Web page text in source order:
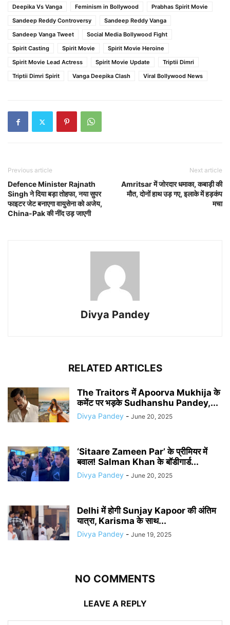
Deepika Vs Vanga Feminism in Bollywood
Prabhas Spirit Movie
Sandeep Reddy Controversy
Sandeep Reddy Vanga
Sandeep Vanga Tweet
Social Media Bollywood Fight
Spirit Casting
Spirit Movie
Spirit Movie Heroine
Spirit Movie Lead Actress
Spirit Movie Update
Triptii Dimri
Triptii Dimri Spirit
Vanga Deepika Clash Viral Bollywood News
Previous article
Defence Minister Rajnath
Singh ने दिया बड़ा तोहफा, नया सुपर
फाइटर जेट बनाएगा वायुसेना को अजेय,
China-Pak की नींद उड़ जाएगी
Next article
Amritsar में जोरदार धमाका, कबाड़ी की
मौत, दोनों हाथ उड़ गए, इलाके में हड़कंप
मचा
Divya Pandey
RELATED ARTICLES
The Traitors में Apoorva Mukhija के
कमेंट पर भड़के Sudhanshu Pandey,...
Divya Pandey - June 20, 2025
‘Sitaare Zameen Par’ के प्रीमियर में
बवाल! Salman Khan के बॉडीगार्ड...
Divya Pandey - June 20, 2025
Delhi में होगी Sunjay Kapoor की अंतिम
यात्रा, Karisma के साथ...
Divya Pandey - June 19, 2025
NO COMMENTS
LEAVE A REPLY